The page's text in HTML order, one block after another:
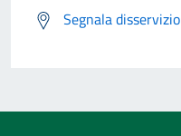
Segnala disservizio